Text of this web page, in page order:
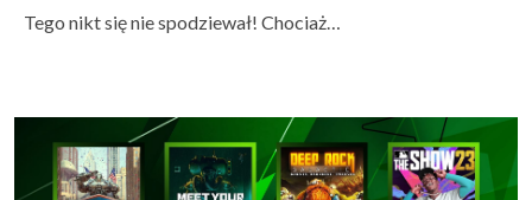
Tego nikt się nie spodziewał! Chociaż…